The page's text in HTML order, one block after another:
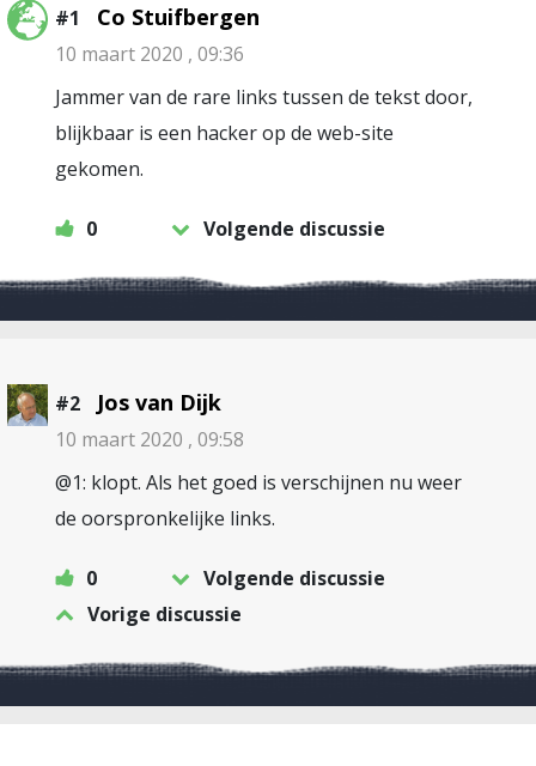
#1 Co Stuifbergen
10 maart 2020 , 09:36
Jammer van de rare links tussen de tekst door,
blijkbaar is een hacker op de web-site
gekomen.
0 Volgende discussie
#2 Jos van Dijk
10 maart 2020 , 09:58
@1: klopt. Als het goed is verschijnen nu weer
de oorspronkelijke links.
0
Volgende discussie
Vorige discussie